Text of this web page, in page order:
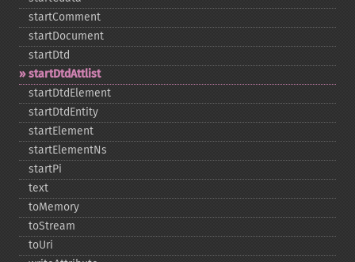
startComment
startDocument
startDtd
startDtdAttlist
startDtdElement
startDtdEntity
startElement
startElementNs
startPi
text
toMemory
toStream
toUri